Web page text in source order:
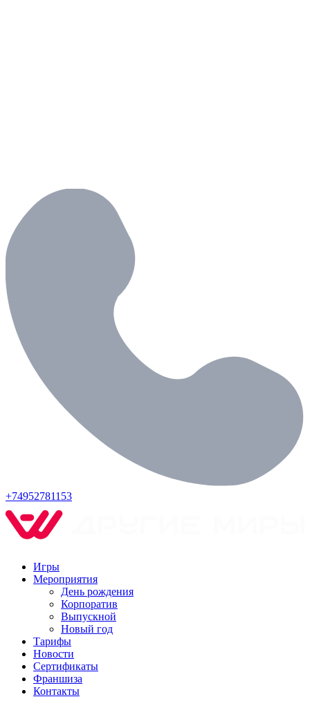
+74952781153
Игры
Мероприятия
День рождения
Корпоратив
Выпускной
Новый год
Тарифы
Новости
Сертификаты
Франшиза
Контакты